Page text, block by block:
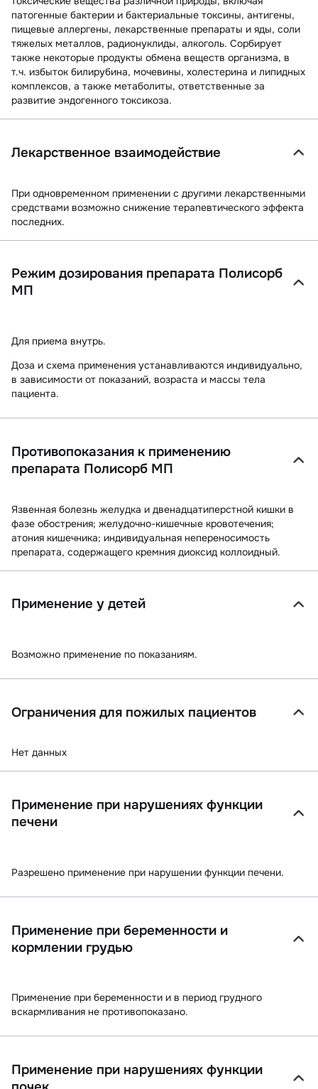
патогенные бактерии и бактериальные токсины, антигены,
пищевые аллергены, лекарственные препараты и яды, соли
тяжелых металлов, радионуклиды, алкоголь. Сорбирует
также некоторые продукты обмена веществ организма, в
т.ч. избыток билирубина, мочевины, холестерина и липидных
комплексов, а также метаболиты, ответственные за
развитие эндогенного токсикоза.
Лекарственное взаимодействие
При одновременном применении с другими лекарственными
средствами возможно снижение терапевтического эффекта
последних.
Режим дозирования препарата Полисорб
МП
Для приема внутрь.
Доза и схема применения устанавливаются индивидуально,
в зависимости от показаний, возраста и массы тела
пациента.
Противопоказания к применению
препарата Полисорб МП
Язвенная болезнь желудка и двенадцатиперстной кишки в
фазе обострения; желудочно-кишечные кровотечения;
атония кишечника; индивидуальная непереносимость
препарата, содержащего кремния диоксид коллоидный.
Применение у детей
Возможно применение по показаниям.
Ограничения для пожилых пациентов
Нет данных
Применение при нарушениях функции
печени
Разрешено применение при нарушении функции печени.
Применение при беременности и
кормлении грудью
Применение при беременности и в период грудного
вскармливания не противопоказано.
Применение при нарушениях функции